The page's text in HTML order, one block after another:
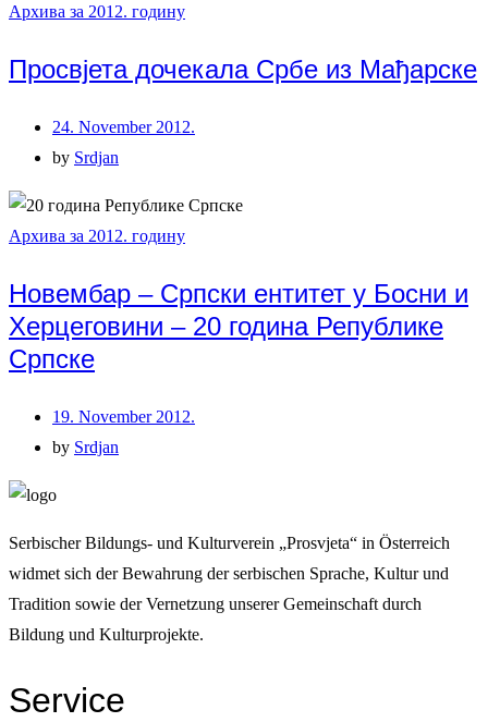
Архива за 2012. годину
Просвјета дочекала Србе из Мађарске
24. November 2012.
by Srdjan
Архива за 2012. годину
Новембар – Српски ентитет у Босни и
Херцеговини – 20 година Републике
Српске
19. November 2012.
by Srdjan
Serbischer Bildungs- und Kulturverein „Prosvjeta“ in Österreich
widmet sich der Bewahrung der serbischen Sprache, Kultur und
Tradition sowie der Vernetzung unserer Gemeinschaft durch
Bildung und Kulturprojekte.
Service